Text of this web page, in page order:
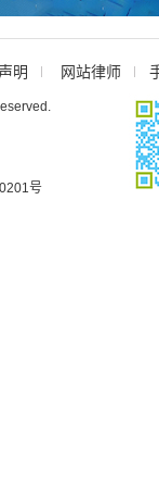
明 网站律师
号